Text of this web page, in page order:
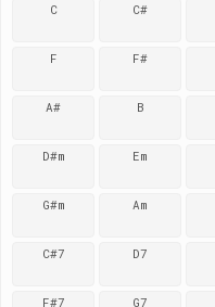
C C#
F F#
A# B
D#m Em
G#m Am
C#7 D7
F#7 G7